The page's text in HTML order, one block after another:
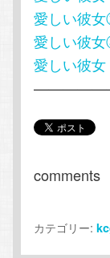
愛しい彼
愛しい彼
愛しい彼
comments
カテゴリー: